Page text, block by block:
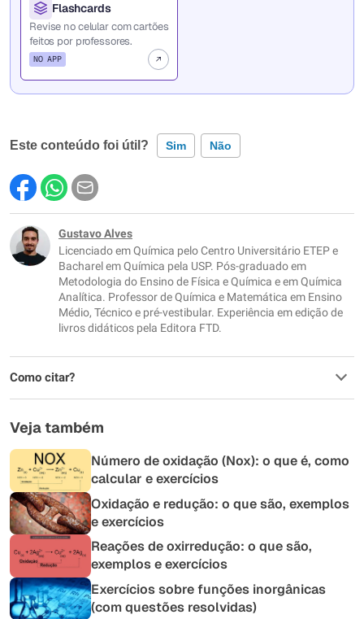
Flashcards
Revise no celular com cartões
feitos por professores.
NO APP
Este conteúdo foi útil? Sim Não
Este conteúdo contém informação incorreta
Este conteúdo não tem a informação que procuro
Outro
Gustavo Alves
Licenciado em Química pelo Centro Universitário ETEP e
Bacharel em Química pela USP. Pós-graduado em
Metodologia do Ensino de Física e Química e em Química
Analítica. Professor de Química e Matemática em Ensino
Médio, Técnico e pré-vestibular. Experiência em edição de
livros didáticos pela Editora FTD.
Como citar?
Veja também
Número de oxidação (Nox): o que é, como
calcular e exercícios
Oxidação e redução: o que são, exemplos
e exercícios
Reações de oxirredução: o que são,
exemplos e exercícios
Exercícios sobre funções inorgânicas
(com questões resolvidas)